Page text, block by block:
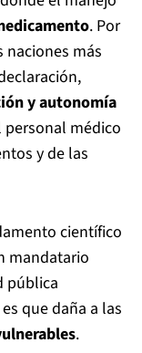
. Por
más
y autonomía
personal médico
y de las
científico
mandatario
pública
que daña a las
.